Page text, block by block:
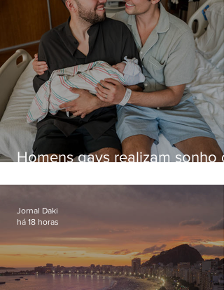
Homens gays realizam sonho
paternidade
Jornal Daki
há 18 horas